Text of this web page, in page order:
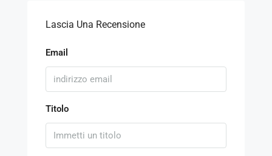
Lascia Una Recensione
Email
Titolo